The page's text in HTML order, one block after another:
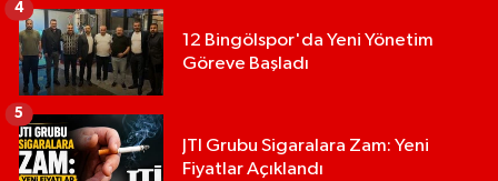
12 Bingölspor'da Yeni Yönetim
Göreve Başladı
4
JTI Grubu Sigaralara Zam: Yeni
Fiyatlar Açıklandı
5